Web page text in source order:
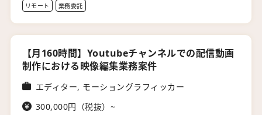
リモート 業務委託
【月160時間】Youtubeチャンネルでの配信動画
制作における映像編集業務案件
エディター, モーショングラフィッカー
300,000円（税抜）~